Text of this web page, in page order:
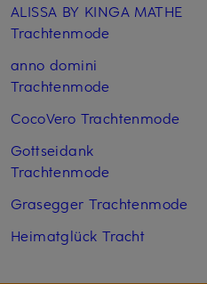
ALISSA BY KINGA MATHE
Trachtenmode
anno domini
Trachtenmode
CocoVero Trachtenmode
Gottseidank
Trachtenmode
Grasegger Trachtenmode
Heimatglück Tracht